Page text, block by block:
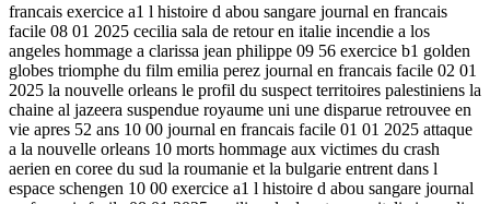
francais exercice a1 l histoire d abou sangare journal en francais
facile 08 01 2025 cecilia sala de retour en italie incendie a los
angeles hommage a clarissa jean philippe 09 56 exercice b1 golden
globes triomphe du film emilia perez journal en francais facile 02 01
2025 la nouvelle orleans le profil du suspect territoires palestiniens la
chaine al jazeera suspendue royaume uni une disparue retrouvee en
vie apres 52 ans 10 00 journal en francais facile 01 01 2025 attaque
a la nouvelle orleans 10 morts hommage aux victimes du crash
aerien en coree du sud la roumanie et la bulgarie entrent dans l
espace schengen 10 00 exercice a1 l histoire d abou sangare journal